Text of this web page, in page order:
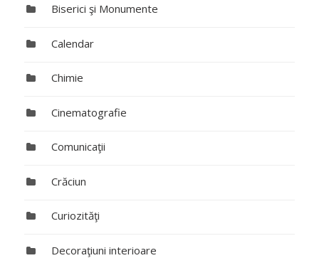
Biserici şi Monumente
Calendar
Chimie
Cinematografie
Comunicaţii
Crăciun
Curiozităţi
Decoraţiuni interioare